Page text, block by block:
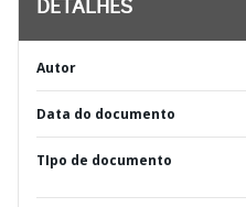
DETALHES
Autor
Data do documento
TIpo de documento